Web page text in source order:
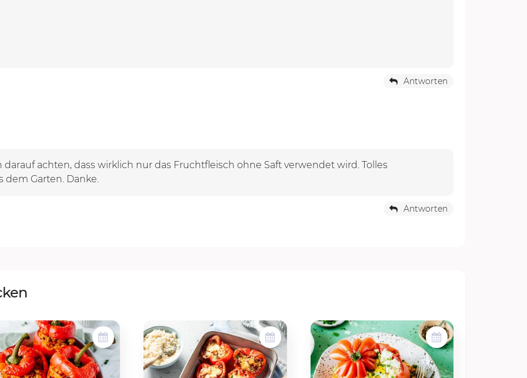
Antworten
achten, dass wirklich nur das Fruchtfleisch ohne Saft verwendet wird. Tolles
dem Garten. Danke.
Antworten